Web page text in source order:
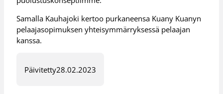
Samalla Kauhajoki kertoo purkaneensa Kuany Kuanyn
pelaajasopimuksen yhteisymmärryksessä pelaajan
kanssa.
Päivitetty28.02.2023